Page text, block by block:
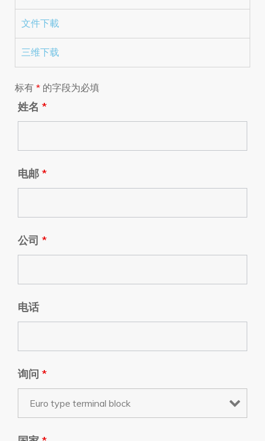
文件下載
三维下载
标有 * 的字段为必填
姓名 *
电邮 *
公司 *
电话
询问 *